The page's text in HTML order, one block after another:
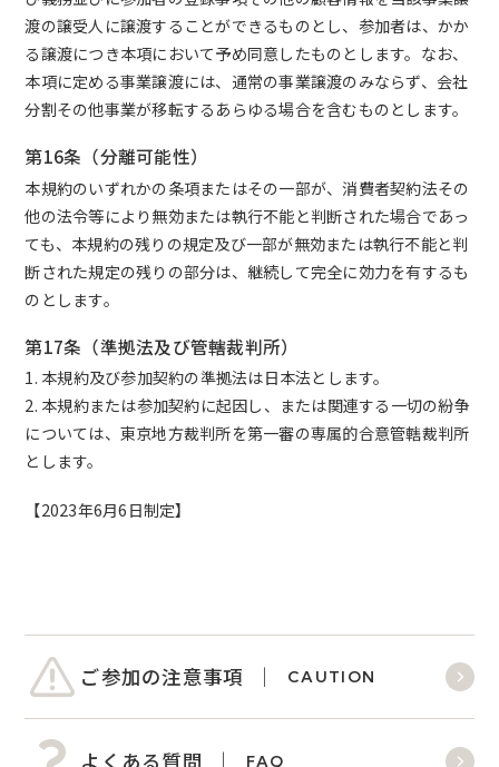
渡の譲受人に譲渡することができるものとし、参加者は、かか
る譲渡につき本項において予め同意したものとします。なお、
本項に定める事業譲渡には、通常の事業譲渡のみならず、会社
分割その他事業が移転するあらゆる場合を含むものとします。
第16条（分離可能性）
本規約のいずれかの条項またはその一部が、消費者契約法その
他の法令等により無効または執行不能と判断された場合であっ
ても、本規約の残りの規定及び一部が無効または執行不能と判
断された規定の残りの部分は、継続して完全に効力を有するも
のとします。
第17条（準拠法及び管轄裁判所）
1. 本規約及び参加契約の準拠法は日本法とします。
2. 本規約または参加契約に起因し、または関連する一切の紛争
については、東京地方裁判所を第一審の専属的合意管轄裁判所
とします。
【2023年6月6日制定】
ご参加の注意事項 CAUTION
よくある質問 FAQ